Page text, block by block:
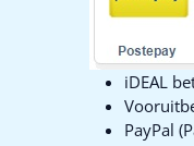
iDEAL
PayPal